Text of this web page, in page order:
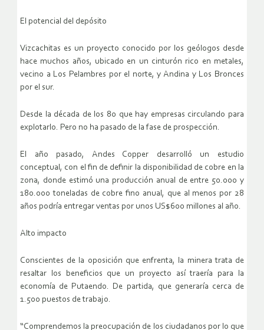
El potencial del depósito
Vizcachitas es un proyecto conocido por los geólogos desde
hace muchos años, ubicado en un cinturón rico en metales,
vecino a Los Pelambres por el norte, y Andina y Los Bronces
por el sur.
Desde la década de los 80 que hay empresas circulando para
explotarlo. Pero no ha pasado de la fase de prospección.
El año pasado, Andes Copper desarrolló un estudio
conceptual, con el fin de definir la disponibilidad de cobre en la
zona, donde estimó una producción anual de entre 50.000 y
180.000 toneladas de cobre fino anual, que al menos por 28
años podría entregar ventas por unos US$600 millones al año.
Alto impacto
Conscientes de la oposición que enfrenta, la minera trata de
resaltar los beneficios que un proyecto así traería para la
economía de Putaendo. De partida, que generaría cerca de
1.500 puestos de trabajo.
“Comprendemos la preocupación de los ciudadanos por lo que